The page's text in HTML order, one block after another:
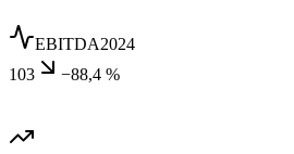
EBITDA2024
103
−88,4 %